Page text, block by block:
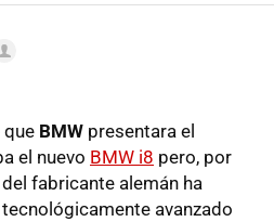
que BMW presentara el
el nuevo BMW i8 pero, por
del fabricante alemán ha
avanzado